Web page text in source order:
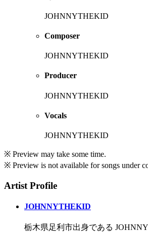
JOHNNYTHEKID
Composer
JOHNNYTHEKID
Producer
JOHNNYTHEKID
Vocals
JOHNNYTHEKID
※ Preview may take some time.
※ Preview is not available for songs under
Artist Profile
JOHNNYTHEKID
栃木県足利市出身である